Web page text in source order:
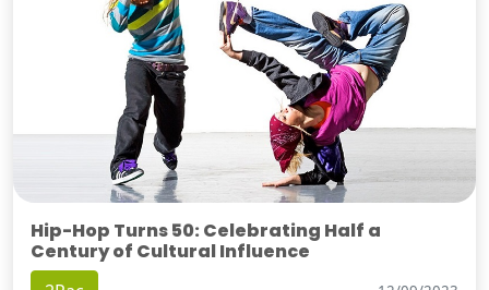
Hip-Hop Turns 50: Celebrating Half a
Century of Cultural Influence